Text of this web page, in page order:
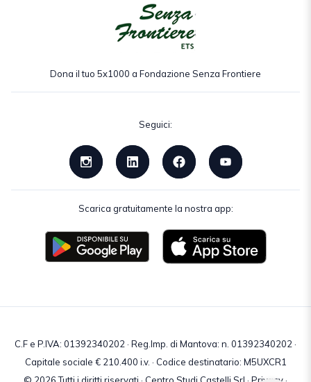
Dona il tuo 5x1000 a Fondazione Senza Frontiere
Seguici:
Scarica gratuitamente la nostra app:
C.F e P.IVA: 01392340202 · Reg.Imp. di Mantova: n. 01392340202 ·
Capitale sociale € 210.400 i.v. · Codice destinatario: M5UXCR1